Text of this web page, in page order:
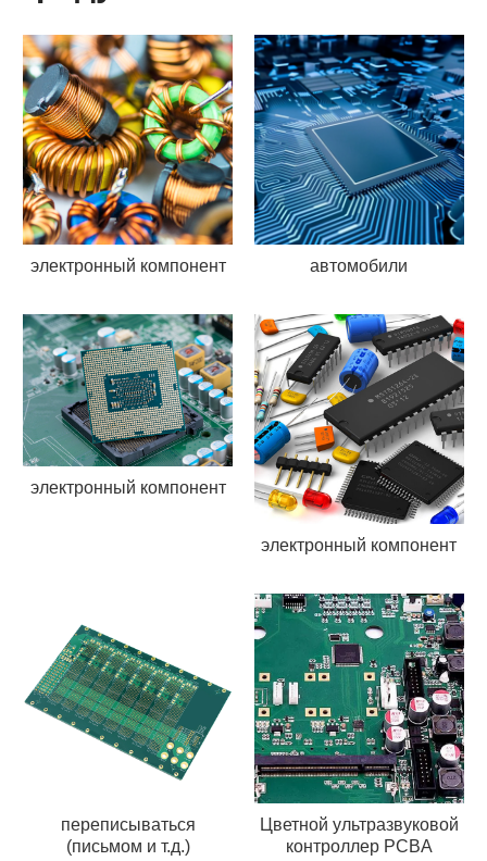
электронный компонент автомобили
электронный компонент
электронный компонент
переписываться
(письмом и т.д.)
Цветной ультразвуковой
контроллер PCBA